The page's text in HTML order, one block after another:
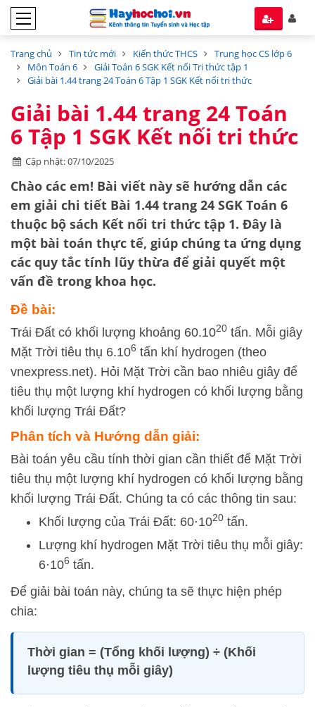
Trang chủ Tin tức mới Kiến thức THCS
Trung học CS lớp 6
Môn Toán 6
Giải Toán 6 SGK Kết nối Tri thức tập 1
Giải bài 1.44 trang 24 Toán 6 Tập 1 SGK Kết nối tri thức
Giải bài 1.44 trang 24 Toán
6 Tập 1 SGK Kết nối tri thức
Cập nhật: 07/10/2025
Chào các em! Bài viết này sẽ hướng dẫn các
em giải chi tiết Bài 1.44 trang 24 SGK Toán 6
thuộc bộ sách Kết nối tri thức tập 1. Đây là
một bài toán thực tế, giúp chúng ta ứng dụng
các quy tắc tính lũy thừa để giải quyết một
vấn đề trong khoa học.
Đề bài:
Trái Đất có khối lượng khoảng 60.1020 tấn. Mỗi giây
Mặt Trời tiêu thụ 6.106 tấn khí hydrogen (theo
vnexpress.net). Hỏi Mặt Trời cần bao nhiêu giây để
tiêu thụ một lượng khí hydrogen có khối lượng bằng
khối lượng Trái Đất?
Phân tích và Hướng dẫn giải:
Bài toán yêu cầu tính thời gian cần thiết để Mặt Trời
tiêu thụ một lượng khí hydrogen có khối lượng bằng
khối lượng Trái Đất. Chúng ta có các thông tin sau:
Khối lượng của Trái Đất: 60⋅1020 tấn.
Lượng khí hydrogen Mặt Trời tiêu thụ mỗi giây:
6⋅106 tấn.
Để giải bài toán này, chúng ta sẽ thực hiện phép
chia:
Thời gian = (Tổng khối lượng) ÷ (Khối
lượng tiêu thụ mỗi giây)